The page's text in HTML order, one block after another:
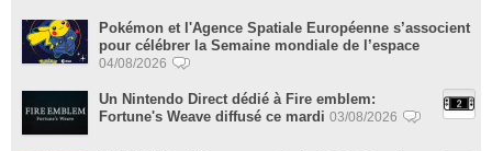
Pokémon et l'Agence Spatiale Européenne s’associent
pour célébrer la Semaine mondiale de l’espace
04/08/2026
Un Nintendo Direct dédié à Fire emblem:
Fortune's Weave diffusé ce mardi 03/08/2026